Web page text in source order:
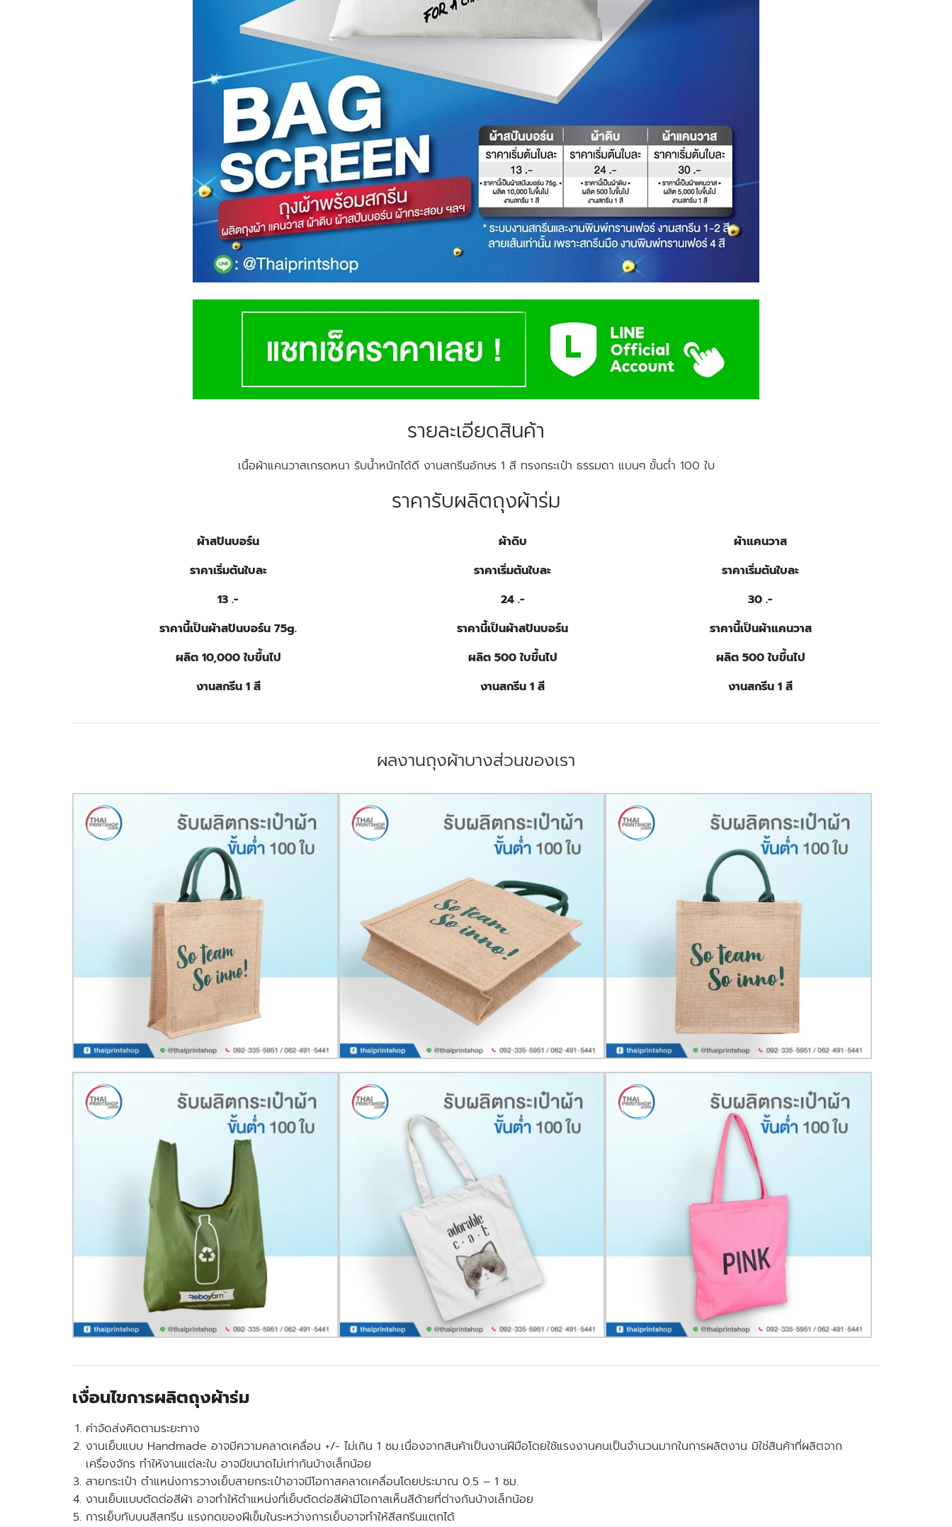
รายละเอียดสินค้า
เนื้อผ้าแคนวาสเกรดหนา รับน้ำหนักได้ดี งานสกรีนอักษร 1 สี ทรงกระเป๋า ธรรมดา แบนๆ ขั้นต่ำ 100 ใบ
ราคารับผลิตถุงผ้าร่ม
ผ้าสปันบอร์น ผ้าดิบ
ผ้าแคนวาส
ราคาเริ่มต้นใบละ
ราคาเริ่มต้นใบละ
ราคาเริ่มต้นใบละ
13 .-
24 .-
30 .-
ราคานี้เป็นผ้าสปันบอร์น 75g.
ราคานี้เป็นผ้าสปันบอร์น
ราคานี้เป็นผ้าแคนวาส
ผลิต 10,000 ใบขึ้นไป
ผลิต 500 ใบขึ้นไป
ผลิต 500 ใบขึ้นไป
งานสกรีน 1 สี
งานสกรีน 1 สี งานสกรีน 1 สี
ผลงานถุงผ้าบางส่วนของเรา
เงื่อนไขการผลิตถุงผ้าร่ม
ค่าจัดส่งคิดตามระยะทาง
งานเย็บแบบ Handmade อาจมีความคลาดเคลื่อน +/- ไม่เกิน 1 ซม.เนื่องจากสินค้าเป็นงานฝีมือโดยใช้แรงงานคนเป็นจำนวนมากในการผลิตงาน มิใช่สินค้าที่ผลิตจาก
เครื่องจักร ทำให้งานแต่ละใบ อาจมีขนาดไม่เท่ากันบ้างเล็กน้อย
สายกระเป๋า ตำแหน่งการวางเย็บสายกระเป๋าอาจมีโอกาสคลาดเคลื่อนโดยประมาณ 0.5 – 1 ซม.
งานเย็บแบบตัดต่อสีผ้า อาจทำให้ตำแหน่งที่เย็บตัดต่อสีผ้ามีโอกาสเห็นสีด้ายที่ต่างกันบ้างเล็กน้อย
การเย็บทับบนสีสกรีน แรงกดของฝีเข็มในระหว่างการเย็บอาจทำให้สีสกรีนแตกได้